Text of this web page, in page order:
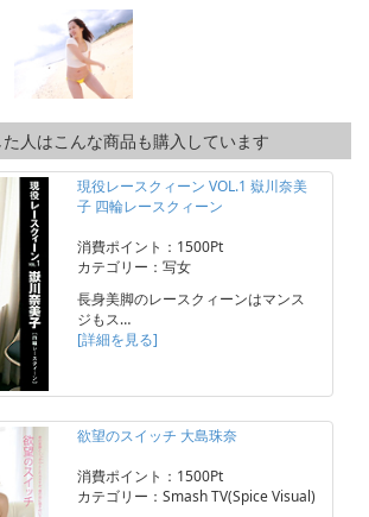
人はこんな商品も購入しています
現役レースクィーン VOL.1 嶽川奈美
子 四輪レースクィーン
消費ポイント：1500Pt
カテゴリー：写女
長身美脚のレースクィーンはマンス
ジもス…
[詳細を見る]
欲望のスイッチ 大島珠奈
消費ポイント：1500Pt
カテゴリー：Smash TV(Spice Visual)